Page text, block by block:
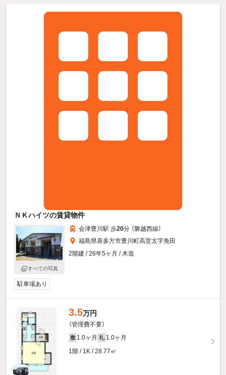
ＮＫハイツの賃貸物件
すべての写真
会津豊川駅 歩20分 （磐越西線）
福島県喜多方市豊川町高堂太字免田
2階建 / 26年5ヶ月 / 木造
駐車場あり
3.5万円
（管理費不要）
敷 1.0ヶ月 礼 1.0ヶ月
1階 / 1K / 28.77㎡